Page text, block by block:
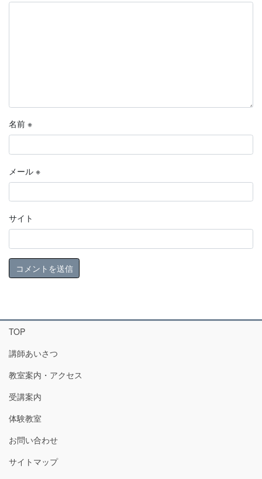
名前 ※
メール ※
サイト
TOP
講師あいさつ
教室案内・アクセス
受講案内
体験教室
お問い合わせ
サイトマップ